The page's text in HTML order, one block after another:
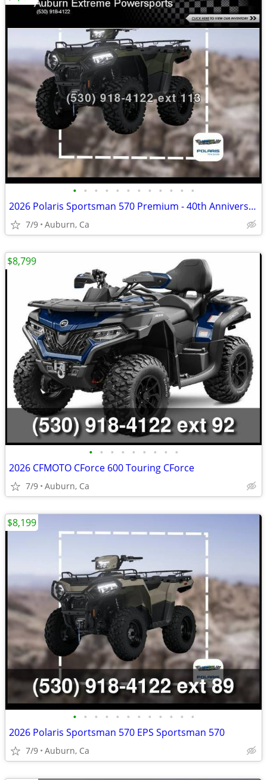
• • • • • • • • • • • •
2026 Polaris Sportsman 570 Premium - 40th Anniversary Edition
7/9 Auburn, Ca
• • • • • • • • •
2026 CFMOTO CForce 600 Touring CForce
7/9 Auburn, Ca
$8,799
• • • • • • • • • • • •
2026 Polaris Sportsman 570 EPS Sportsman 570
7/9 Auburn, Ca
$8,199